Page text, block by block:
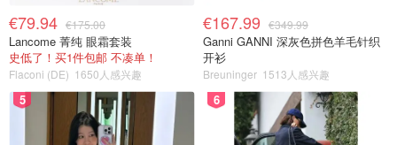
€79.94 €175.00
Lancome 菁纯 眼霜套装
史低了！买1件包邮 不凑单！
Flaconi (DE) 1650人感兴趣
€167.99 €349.99
Ganni GANNI 深灰色拼色羊毛针织
开衫
Breuninger 1513人感兴趣
5 6